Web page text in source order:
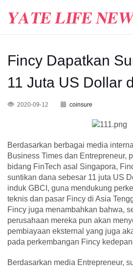
Fincy Dapatkan
11 Juta US Dollar
2020-09-12 coinsure
Berdasarkan berbagai media
Business Times dan Entrepreneur,
bidang FinTech asal Singapora,
suntikan dana sebesar 11 juta US
induk GBCI, guna mendukung
teknis dan pasar Fincy di Asia
Fincy juga menambahkan bahwa,
perusahaan mereka pun akan
pembiayaan eksternal yang juga
pada perkembangan Fincy
Berdasarkan media Entrepreneur,